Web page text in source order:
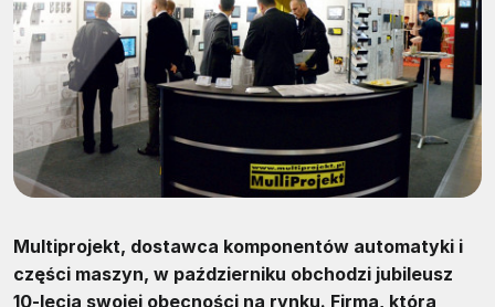
Multiprojekt, dostawca komponentów automatyki i
części maszyn, w październiku obchodzi jubileusz
10-lecia swojej obecności na rynku. Firma, która